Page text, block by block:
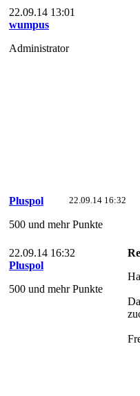
22.09.14 13:01
wumpus
Administrator
22.09.14 16:32
Pluspol
500 und mehr Punkte
22.09.14 16:32
Pluspol
500 und mehr Punkte